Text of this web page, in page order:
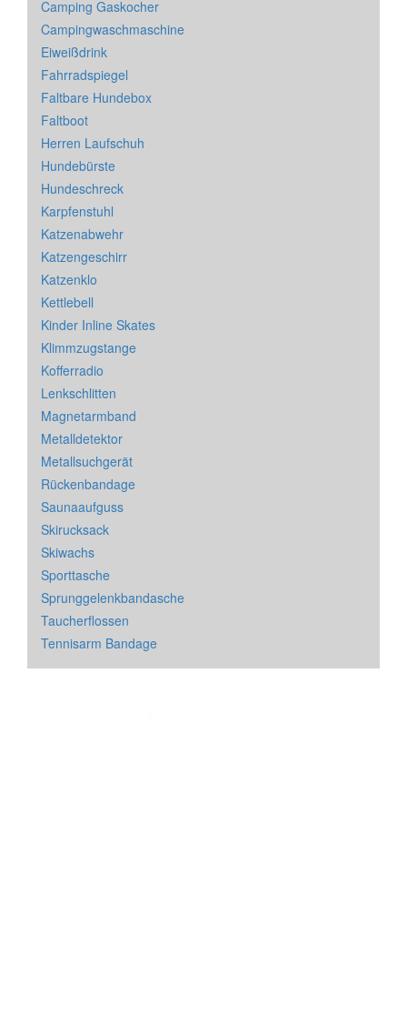
Camping Gaskocher
Campingwaschmaschine
Eiweißdrink
Fahrradspiegel
Faltbare Hundebox
Faltboot
Herren Laufschuh
Hundebürste
Hundeschreck
Karpfenstuhl
Katzenabwehr
Katzengeschirr
Katzenklo
Kettlebell
Kinder Inline Skates
Klimmzugstange
Kofferradio
Lenkschlitten
Magnetarmband
Metalldetektor
Metallsuchgerät
Rückenbandage
Saunaaufguss
Skirucksack
Skiwachs
Sporttasche
Sprunggelenkbandasche
Taucherflossen
Tennisarm Bandage